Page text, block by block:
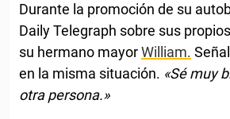
Durante la promoción de su
Daily Telegraph sobre sus
su hermano mayorWilliam.
en la misma situación. «Sé muy
otra persona.»